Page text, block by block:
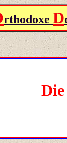
rthodoxe D